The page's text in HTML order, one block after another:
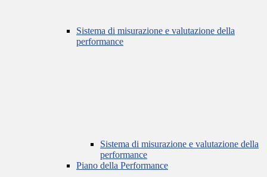
Sistema di misurazione e valutazione della
performance
Sistema di misurazione e valutazione della
performance
Piano della Performance